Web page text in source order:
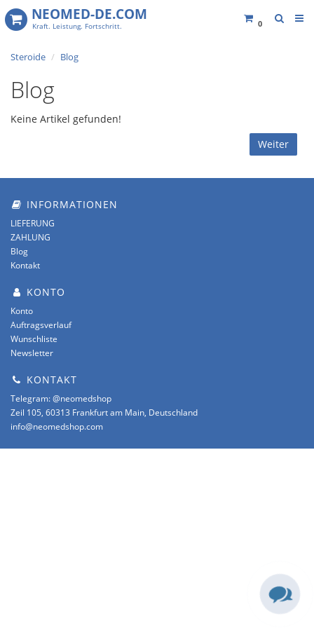
0
NEOMED-DE.COM
Kraft. Leistung. Fortschritt.
Steroide Blog
Blog
Keine Artikel gefunden!
Weiter
INFORMATIONEN
LIEFERUNG
ZAHLUNG
Blog
Kontakt
KONTO
Konto
Auftragsverlauf
Wunschliste
Newsletter
KONTAKT
Telegram: @neomedshop
Zeil 105, 60313 Frankfurt am Main, Deutschland
info@neomedshop.com